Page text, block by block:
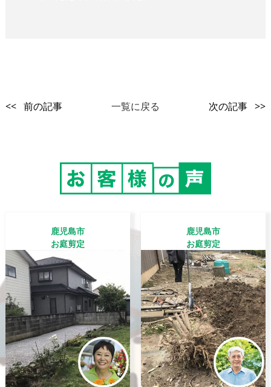
<< 前の記事 一覧に戻る 次の記事 >>
鹿児島市
お庭剪定
鹿児島市
お庭剪定